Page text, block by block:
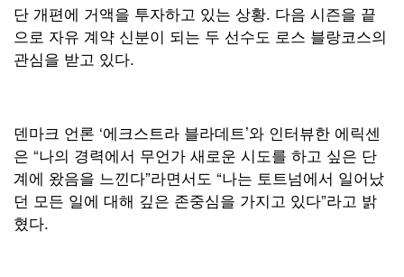
단 개편에 거액을 투자하고 있는 상황. 다음 시즌을 끝
으로 자유 계약 신분이 되는 두 선수도 로스 블랑코스의
관심을 받고 있다.
덴마크 언론 ‘에크스트라 블라데트’와 인터뷰한 에릭센
은 “나의 경력에서 무언가 새로운 시도를 하고 싶은 단
계에 왔음을 느낀다”라면서도 “나는 토트넘에서 일어났
던 모든 일에 대해 깊은 존중심을 가지고 있다”라고 밝
혔다.